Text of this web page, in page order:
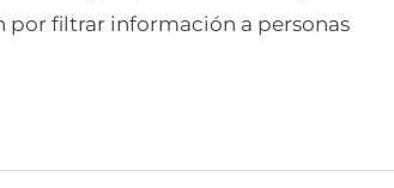
por filtrar información a personas